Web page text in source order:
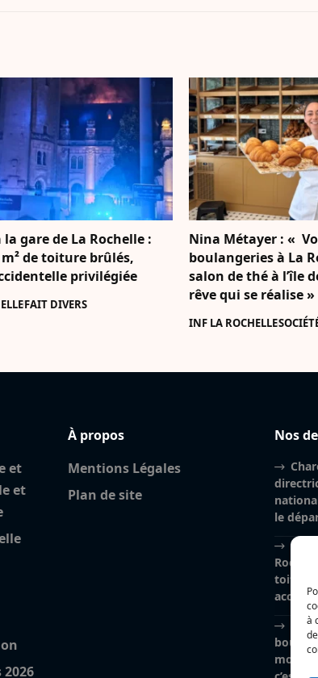
à
gare de La Rochelle :
m² de toiture brûlés,
privilégiée
FAIT DIVERS
Nina Métayer : «
boulangeries à La
salon de thé à l’île
rêve qui se réalise »
INF LA ROCHELLE
et
et
À propos
Mentions Légales
Plan de site
Nos
le
toiture
mon